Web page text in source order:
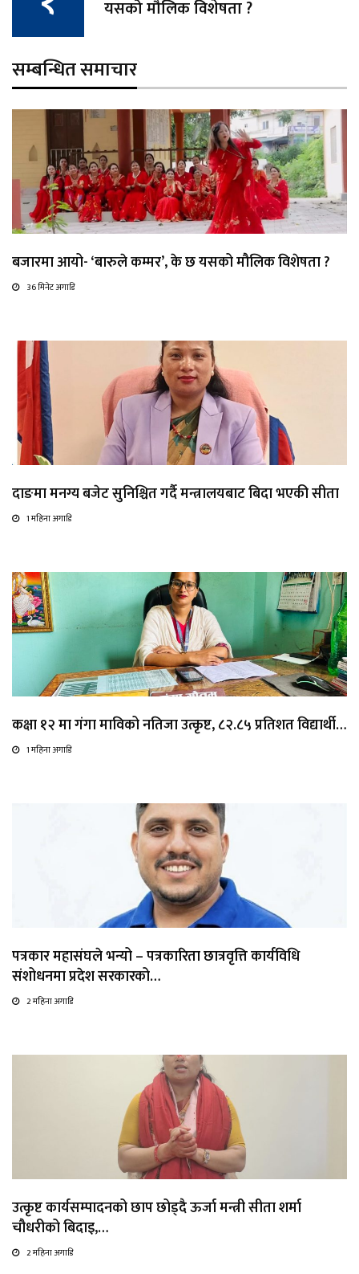
यसको मौलिक विशेषता ?
सम्बन्धित समाचार
बजारमा आयो- ‘बारुले कम्मर’, के छ यसको मौलिक विशेषता ?
36 मिनेट अगाडि
दाङमा मनग्य बजेट सुनिश्चित गर्दै मन्त्रालयबाट बिदा भएकी सीता
1 महिना अगाडि
कक्षा १२ मा गंगा माविको नतिजा उत्कृष्ट, ८२.८५ प्रतिशत विद्यार्थी…
1 महिना अगाडि
पत्रकार महासंघले भन्यो – पत्रकारिता छात्रवृत्ति कार्यविधि
संशोधनमा प्रदेश सरकारको…
2 महिना अगाडि
उत्कृष्ट कार्यसम्पादनको छाप छोड्दै ऊर्जा मन्त्री सीता शर्मा
चौधरीको बिदाइ,…
2 महिना अगाडि